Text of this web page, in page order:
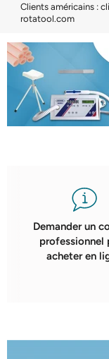
Clients américains :
rotatool.com
Demander un
professionnel
acheter en